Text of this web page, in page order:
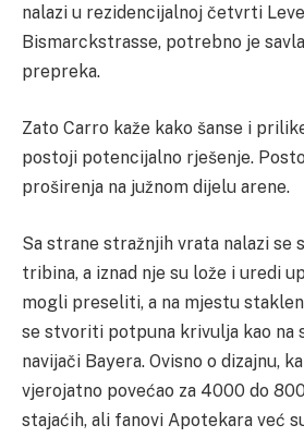
nalazi u rezidencijalnoj četvrti
Bismarckstrasse, potrebno je
prepreka.
Zato Carro kaže kako šanse i
postoji potencijalno rješenje.
proširenja na južnom dijelu arene.
Sa strane stražnjih vrata nalazi se
tribina, a iznad nje su lože i uredi
mogli preseliti, a na mjestu
se stvoriti potpuna krivulja kao na
navijači Bayera. Ovisno o dizajnu,
vjerojatno povećao za 4000 do
stajaćih, ali fanovi Apotekara već